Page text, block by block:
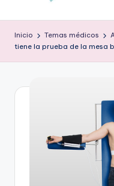
o
m
estudio,
Inicio Temas médicos
tiene la prueba de la mesa